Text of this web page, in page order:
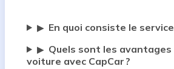
▶ En quoi consiste le service
▶ Quels sont les avantages
voiture avec CapCar ?